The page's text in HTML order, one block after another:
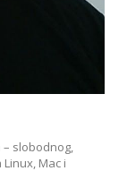
– slobodnog,
Mac i